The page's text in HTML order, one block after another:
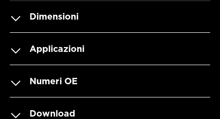
Dimensioni
Applicazioni
Numeri OE
Download